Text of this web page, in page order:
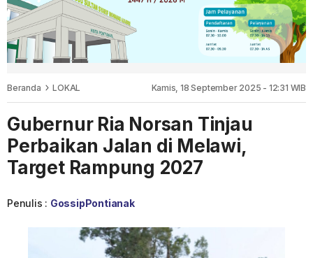
Beranda LOKAL Kamis, 18 September 2025 - 12:31 WIB
Gubernur Ria Norsan Tinjau
Perbaikan Jalan di Melawi,
Target Rampung 2027
Penulis : GossipPontianak